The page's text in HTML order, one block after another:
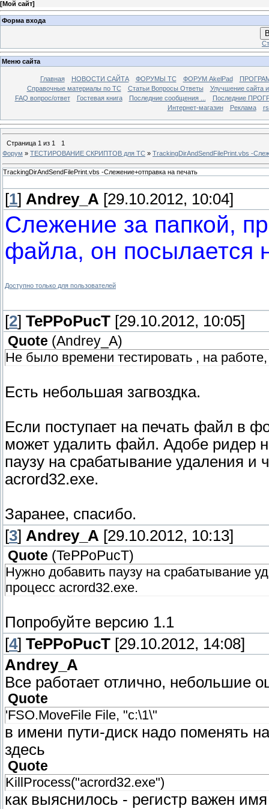
[Мой сайт]
Форма входа
Меню сайта
Главная НОВОСТИ САЙТА ФОРУМЫ TC ФОРУМ AkelPad
Справочные материалы по TС
Статьи Вопросы Ответы
Улучшение сайта
FAQ вопрос/ответ
Гостевая книга Последние сообщения ...
Последние
Интернет-магазин
Реклама
Страница 1 из 1
1
Форум » ТЕСТИРОВАНИЕ СКРИПТОВ для TC » TrackingDirAndSendFilePrint.vbs -
TrackingDirAndSendFilePrint.vbs -Слежение+отправка на печать
[1] Andrey_A [29.10.2012, 10:04]
Слежение за папкой,
файла, он посылается
Доступно только для пользователей
[2] TePPoPucT [29.10.2012, 10:05]
Quote (Andrey_A)
Не было времени тестировать , на
Есть небольшая загвоздка.
Если поступает на печать файл в
может удалить файл. Адобе ридер
паузу на срабатывание удаления и
acrord32.exe.
Заранее, спасибо.
[3] Andrey_A [29.10.2012, 10:13]
Quote (TePPoPucT)
Нужно добавить паузу на срабатывание
процесс acrord32.exe.
Попробуйте версию 1.1
[4] TePPoPucT [29.10.2012, 14:08]
Andrey_A
Все работает отлично, небольшие
Quote
'FSO.MoveFile File, "с:\1\"
в имени пути-диск надо поменять
здесь
Quote
KillProcess("acrord32.exe")
как выяснилось - регистр важен